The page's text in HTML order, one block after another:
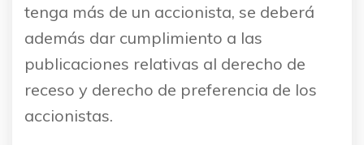
tenga más de un accionista, se deberá
además dar cumplimiento a las
publicaciones relativas al derecho de
receso y derecho de preferencia de los
accionistas.